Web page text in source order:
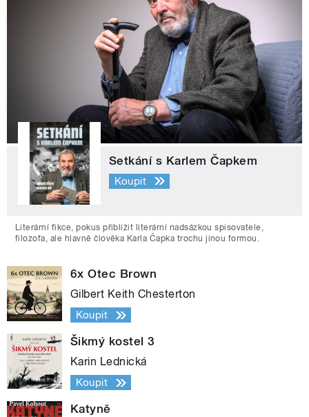
Setkání s Karlem Čapkem
Koupit
Literární fikce, pokus přiblížit literární nadsázkou spisovatele,
filozofa, ale hlavně člověka Karla Čapka trochu jinou formou.
6x Otec Brown
Gilbert Keith Chesterton
Koupit
Šikmý kostel 3
Karin Lednická
Koupit
Katyně